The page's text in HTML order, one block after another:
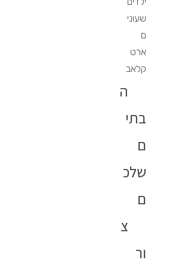
שעוני
ם
ארט
קלאב
ה
בתי
ם
שלכ
ם
צ
ור